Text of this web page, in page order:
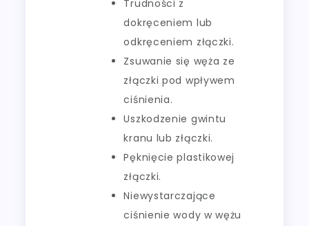
Trudności z
dokręceniem lub
odkręceniem złączki.
Zsuwanie się węża ze
złączki pod wpływem
ciśnienia.
Uszkodzenie gwintu
kranu lub złączki.
Pęknięcie plastikowej
złączki.
Niewystarczające
ciśnienie wody w wężu